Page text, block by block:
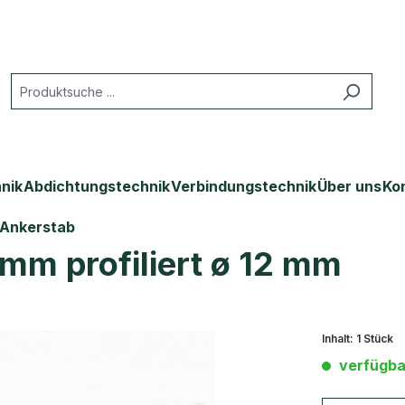
AbdichtungstechnikVerbindungstechnikÜber uns
Ankerstab
profiliert ø 12 mm
Inhalt: 1 Stück